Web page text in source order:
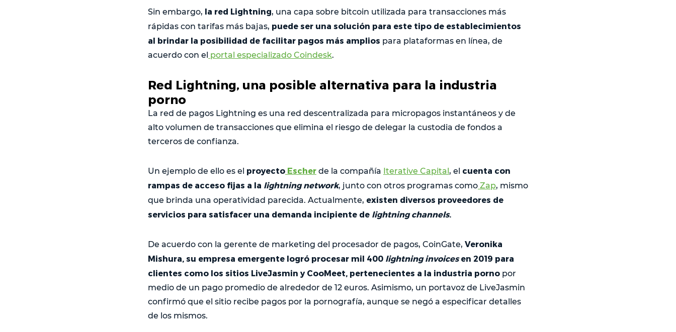
Sin embargo, la red Lightning, una capa sobre bitcoin utilizada para transacciones más
rápidas con tarifas más bajas, puede ser una solución para este tipo de establecimientos
al brindar la posibilidad de facilitar pagos más amplios para plataformas en línea, de
acuerdo con el portal especializado Coindesk.
Red Lightning, una posible alternativa para la industria
porno
La red de pagos Lightning es una red descentralizada para micropagos instantáneos y de
alto volumen de transacciones que elimina el riesgo de delegar la custodia de fondos a
terceros de confianza.
Un ejemplo de ello es el proyecto Escher de la compañía Iterative Capital , el cuenta con
rampas de acceso fijas a la lightning network, junto con otros programas como Zap, mismo
que brinda una operatividad parecida. Actualmente, existen diversos proveedores de
servicios para satisfacer una demanda incipiente de lightning channels.
De acuerdo con la gerente de marketing del procesador de pagos, CoinGate, Veronika
Mishura, su empresa emergente logró procesar mil 400 lightning invoicesen 2019 para
clientes como los sitios LiveJasmin y CooMeet, pertenecientes a la industria porno por
medio de un pago promedio de alrededor de 12 euros. Asimismo, un portavoz de LiveJasmin
confirmó que el sitio recibe pagos por la pornografía, aunque se negó a especificar detalles
de los mismos.